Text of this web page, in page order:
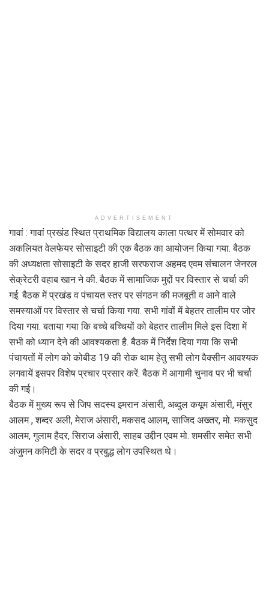
ADVERTISEMENT
गावां : गावां प्रखंड स्थित प्राथमिक विद्यालय काला पत्थर में सोमवार को
अकलियत वेलफेयर सोसाइटी की एक बैठक का आयोजन किया गया. बैठक
की अध्यक्षता सोसाइटी के सदर हाजी सरफराज अहमद एवम संचालन जेनरल
सेक्रेटरी वहाब खान ने की. बैठक में सामाजिक मुद्दों पर विस्तार से चर्चा की
गई. बैठक में प्रखंड व पंचायत स्तर पर संगठन की मजबूती व आने वाले
समस्याओं पर विस्तार से चर्चा किया गया. सभी गांवों में बेहतर तालीम पर जोर
दिया गया. बताया गया कि बच्चे बच्चियों को बेहतर तालीम मिले इस दिशा में
सभी को ध्यान देने की आवश्यकता है. बैठक में निर्देश दिया गया कि सभी
पंचायतों में लोग को कोबीड 19 की रोक थाम हेतु सभी लोग वैक्सीन आवश्यक
लगवायें इसपर विशेष प्रचार प्रसार करें. बैठक में आगामी चुनाव पर भी चर्चा
की गई।
बैठक में मुख्य रूप से जिप सदस्य इमरान अंसारी, अब्दुल कयूम अंसारी, मंसुर
आलम , शब्दर अली, मेराज अंसारी, मकसद आलम, साजिद अख्तर, मो. मकसुद
आलम, गुलाम हैदर, सिराज अंसारी, साहब उद्दीन एवम मो. शमसीर समेत सभी
अंजुमन कमिटी के सदर व प्रबुद्ध लोग उपस्थित थे।